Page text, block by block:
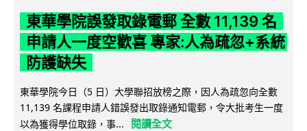
東華學院誤發取錄電郵 全數 11,139 名
申請人一度空歡喜 專家:人為疏忽+系統
防護缺失
東華學院今日（5 日）大學聯招放榜之際，因人為疏忽向全數
11,139 名課程申請人錯誤發出取錄通知電郵，令大批考生一度
以為獲得學位取錄，事...
閱讀全文